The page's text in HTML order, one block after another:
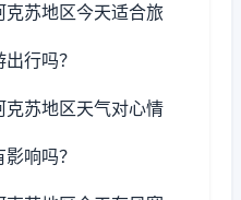
克苏地区今天适合旅
出行吗？
克苏地区天气对心情
影响吗？